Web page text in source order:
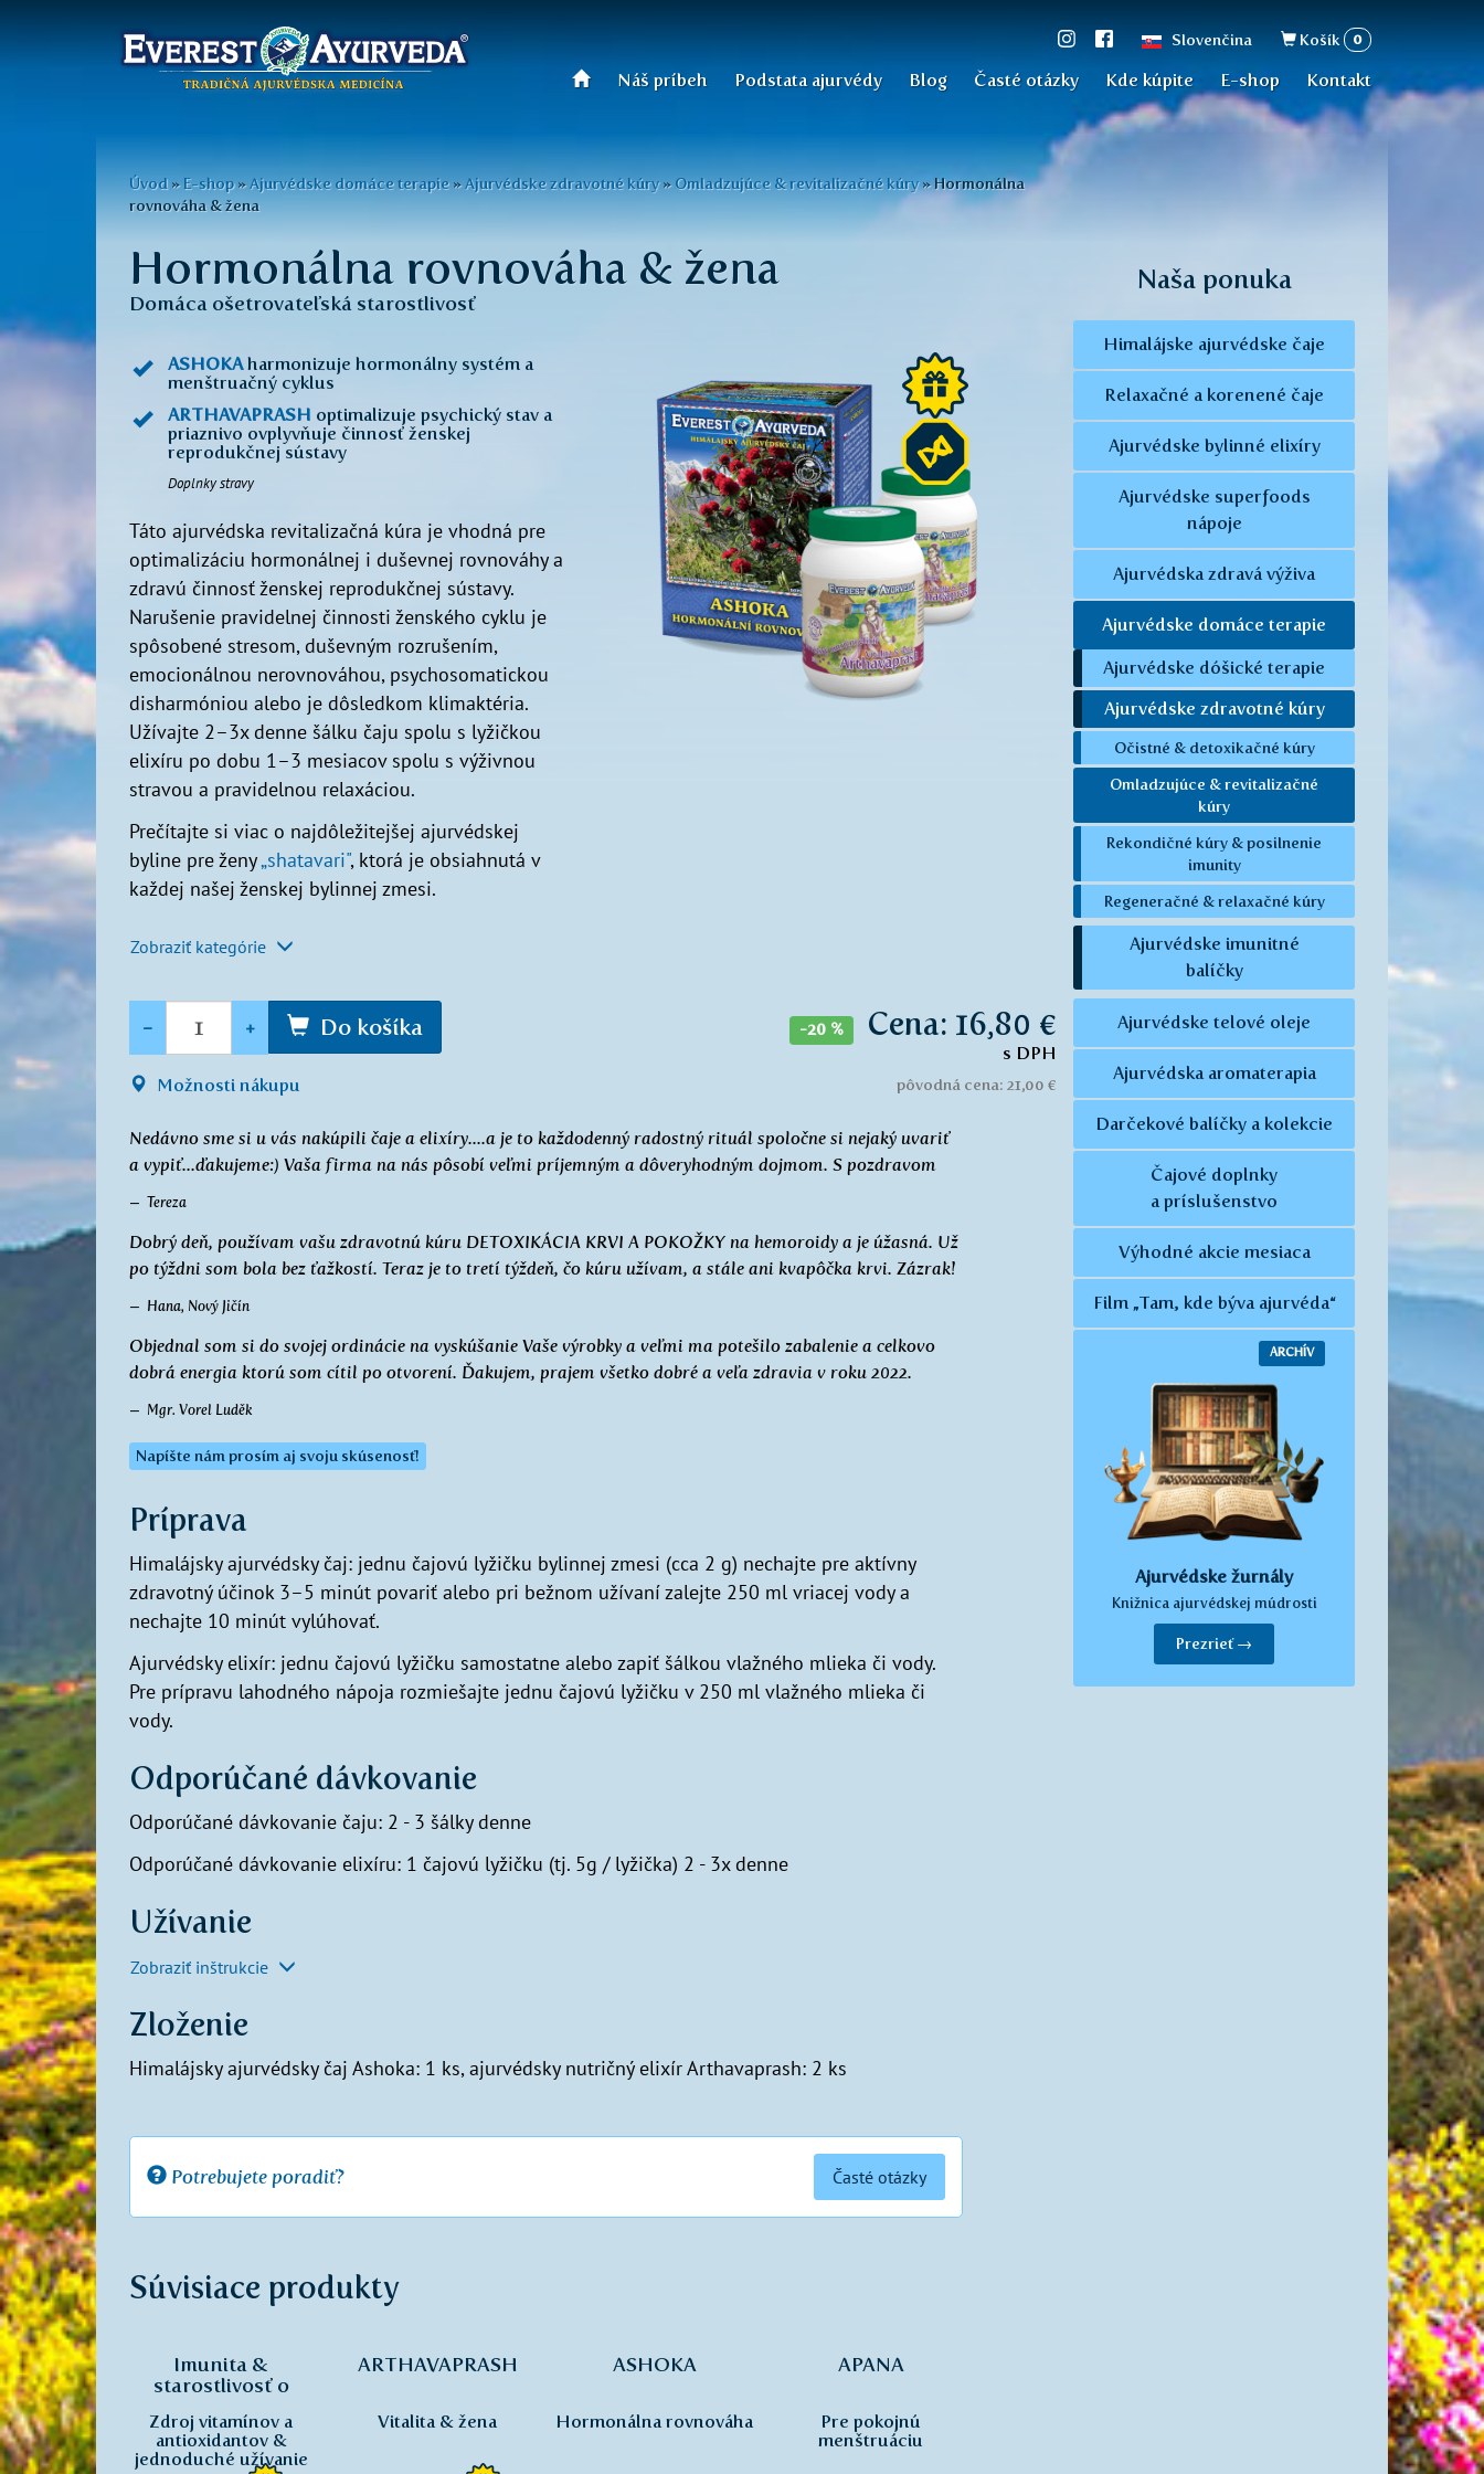
Slovenčina Košík 0
Hlavné
Náš príbeh Podstata ajurvédy Blog Časté otázky Kde kúpite E-shop Kontakt
Nachádzate
sa
tu
Úvod » E-shop » Ajurvédske domáce terapie » Ajurvédske zdravotné kúry » Omladzujúce & revitalizačné kúry»Hormonálna
rovnováha & žena
Hormonálna rovnováha & žena
Domáca ošetrovateľská starostlivosť
ASHOKAharmonizuje hormonálny systém a
menštruačný cyklus
ARTHAVAPRASH optimalizuje psychický stav a
priaznivo ovplyvňuje činnosť ženskej
reprodukčnej sústavy
Doplnky stravy
Táto ajurvédska revitalizačná kúra je vhodná pre
optimalizáciu hormonálnej i duševnej rovnováhy a
zdravú činnosť ženskej reprodukčnej sústavy.
Narušenie pravidelnej činnosti ženského cyklu je
spôsobené stresom, duševným rozrušením,
emocionálnou nerovnováhou, psychosomatickou
disharmóniou alebo je dôsledkom klimaktéria.
Užívajte 2–3x denne šálku čaju spolu s lyžičkou
elixíru po dobu 1–3 mesiacov spolu s výživnou
stravou a pravidelnou relaxáciou.
Prečítajte si viac o najdôležitejšej ajurvédskej
byline pre ženy„shatavari", ktorá je obsiahnutá v
každej našej ženskej bylinnej zmesi.
Zobraziť kategórie
- + Do košíka
Možnosti nákupu
-20 % Cena: 16,80 €
s DPH
pôvodná cena: 21,00 €
Nedávno sme si u vás nakúpili čaje a elixíry....a je to každodenný radostný rituál spoločne si nejaký uvariť
a vypiť...ďakujeme:) Vaša firma na nás pôsobí veľmi príjemným a dôveryhodným dojmom. S pozdravom
Tereza
Dobrý deň, používam vašu zdravotnú kúru DETOXIKÁCIA KRVI A POKOŽKY na hemoroidy a je úžasná. Už
po týždni som bola bez ťažkostí. Teraz je to tretí týždeň, čo kúru užívam, a stále ani kvapôčka krvi. Zázrak!
Hana, Nový Jičín
Objednal som si do svojej ordinácie na vyskúšanie Vaše výrobky a veľmi ma potešilo zabalenie a celkovo
dobrá energia ktorú som cítil po otvorení. Ďakujem, prajem všetko dobré a veľa zdravia v roku 2022.
Mgr. Vorel Luděk
Napíšte nám prosím aj svoju skúsenosť!
Príprava
Himalájsky ajurvédsky čaj: jednu čajovú lyžičku bylinnej zmesi (cca 2 g) nechajte pre aktívny
zdravotný účinok 3–5 minút povariť alebo pri bežnom užívaní zalejte 250 ml vriacej vody a
nechajte 10 minút vylúhovať.
Ajurvédsky elixír: jednu čajovú lyžičku samostatne alebo zapiť šálkou vlažného mlieka či vody.
Pre prípravu lahodného nápoja rozmiešajte jednu čajovú lyžičku v 250 ml vlažného mlieka či
vody.
Odporúčané dávkovanie
Odporúčané dávkovanie čaju: 2 - 3 šálky denne
Odporúčané dávkovanie elixíru: 1 čajovú lyžičku (tj. 5g / lyžička) 2 - 3x denne
Užívanie
Zobraziť inštrukcie
Zloženie
Himalájsky ajurvédsky čaj Ashoka: 1 ks, ajurvédsky nutričný elixír Arthavaprash: 2 ks
Potrebujete poradiť? Časté otázky
Súvisiace produkty
Imunita &
starostlivosť o
Zdroj vitamínov a
antioxidantov &
jednoduché užívanie
ARTHAVAPRASH
Vitalita & žena
ASHOKA
Hormonálna rovnováha
APANA
Pre pokojnú
menštruáciu
Naša ponuka
Himalájske ajurvédske čaje
Relaxačné a korenené čaje
Ajurvédske bylinné elixíry
Ajurvédske superfoods
nápoje
Ajurvédska zdravá výživa
Ajurvédske domáce terapie
Ajurvédske dóšické terapie
Ajurvédske zdravotné kúry
Očistné & detoxikačné kúry
Omladzujúce & revitalizačné
kúry
Rekondičné kúry & posilnenie
imunity
Regeneračné & relaxačné kúry
Ajurvédske imunitné
balíčky
Ajurvédske telové oleje
Ajurvédska aromaterapia
Darčekové balíčky a kolekcie
Čajové doplnky
a príslušenstvo
Výhodné akcie mesiaca
Film „Tam, kde býva ajurvéda“
ARCHÍV
Ajurvédske žurnály
Knižnica ajurvédskej múdrosti
Prezrieť →